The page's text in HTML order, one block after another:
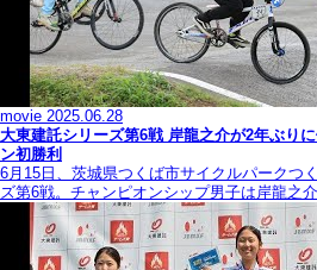
movie 2025.06.28
大東建託シリーズ第6戦 岸龍之介が2年ぶり
ン初勝利
6月15日、茨城県つくば市サイクルパークつ
ズ第6戦。チャンピオンシップ男子は岸龍之